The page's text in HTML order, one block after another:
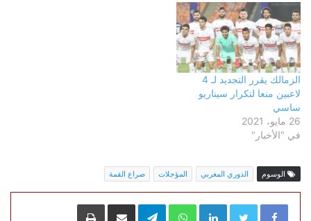
الزمالك يقرر التجديد لـ 4
لاعبين منعا لتكرار سيناريو
ساسي
26 مايو، 2021
في "الأخبار"
الوسوم الدوري المغربي المؤجلات صراع القمة
LinkedIn
WhatsApp
Telegramمشاركة عبر البريد طباعة